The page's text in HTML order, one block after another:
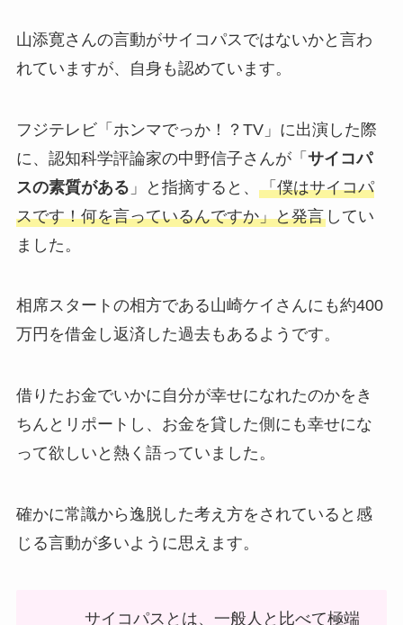
山添寛さんの言動がサイコパスではないかと言わ
れていますが、自身も認めています。
フジテレビ「ホンマでっか！？TV」に出演した際
に、認知科学評論家の中野信子さんが「 サイコパ
スの素質がある 」と指摘すると、 「僕はサイコパ
スです！何を言っているんですか」と発言してい
ました。
相席スタートの相方である山崎ケイさんにも約400
万円を借金し返済した過去もあるようです。
借りたお金でいかに自分が幸せになれたのかをき
ちんとリポートし、お金を貸した側にも幸せにな
って欲しいと熱く語っていました。
確かに常識から逸脱した考え方をされていると感
じる言動が多いように思えます。
サイコパスとは、一般人と比べて極端